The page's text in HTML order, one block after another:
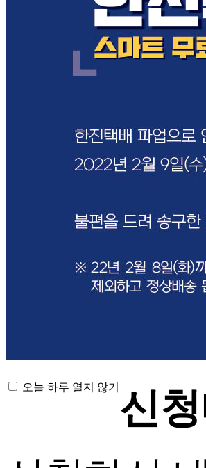
오늘 하루 열지 않기 신